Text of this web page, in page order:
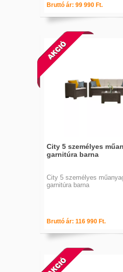
Bruttó ár: 99 990 Ft.
City 5 személyes
garnitúra barna
City 5 személyes
garnitúra barna
Bruttó ár: 116 990 Ft.